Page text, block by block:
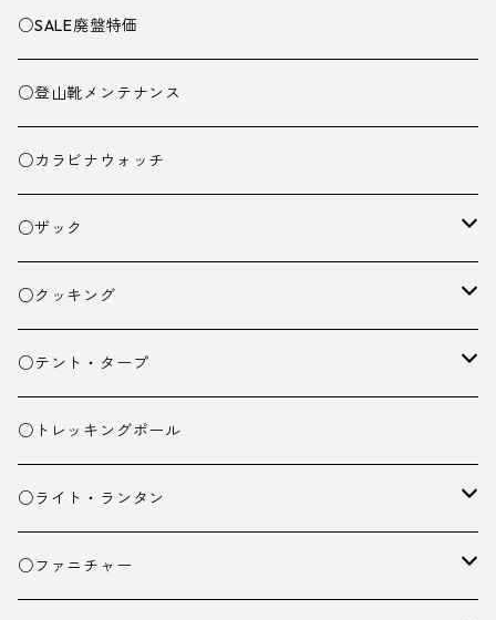
○SALE廃盤特価
○登山靴メンテナンス
○カラビナウォッチ
○ザック
ザック
スタッフバッグ
ザック小物
○クッキング
クッカー
バーナー
カトラリー
クッキング小物
○テント・タープ
テント
タープ
ペグ・ハンマー・小物
○トレッキングポール
○ライト・ランタン
ライト
○ファニチャー